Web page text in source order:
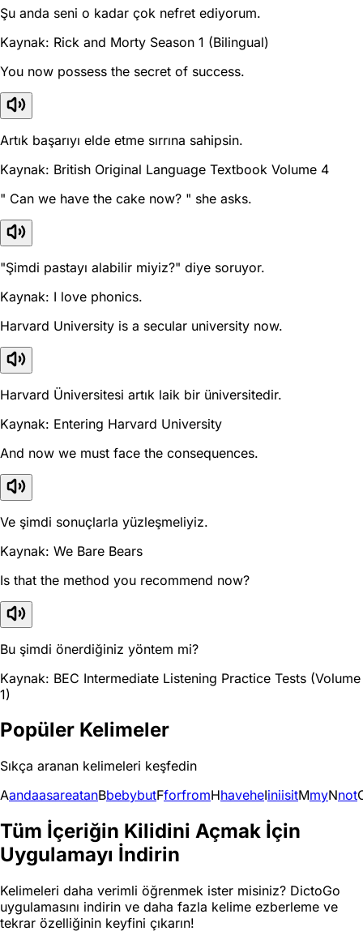
Şu anda seni o kadar çok nefret ediyorum.
Kaynak: Rick and Morty Season 1 (Bilingual)
You now possess the secret of success.
Artık başarıyı elde etme sırrına sahipsin.
Kaynak: British Original Language Textbook Volume 4
" Can we have the cake now? " she asks.
"Şimdi pastayı alabilir miyiz?" diye soruyor.
Kaynak: I love phonics.
Harvard University is a secular university now.
Harvard Üniversitesi artık laik bir üniversitedir.
Kaynak: Entering Harvard University
And now we must face the consequences.
Ve şimdi sonuçlarla yüzleşmeliyiz.
Kaynak: We Bare Bears
Is that the method you recommend now?
Bu şimdi önerdiğiniz yöntem mi?
Kaynak: BEC Intermediate Listening Practice Tests (Volume
1)
Popüler Kelimeler
Sıkça aranan kelimeleri keşfedin
AandaasareatanBbebybutFforfromHhaveheIiniisitMmyNnot
Tüm İçeriğin Kilidini Açmak İçin
Uygulamayı İndirin
Kelimeleri daha verimli öğrenmek ister misiniz? DictoGo
uygulamasını indirin ve daha fazla kelime ezberleme ve
tekrar özelliğinin keyfini çıkarın!